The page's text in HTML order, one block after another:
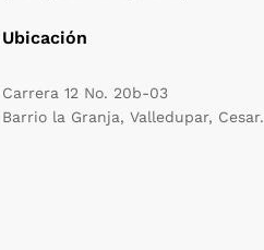
Ubicación
Carrera 12 No. 20b-03
Barrio la Granja, Valledupar, Cesar.